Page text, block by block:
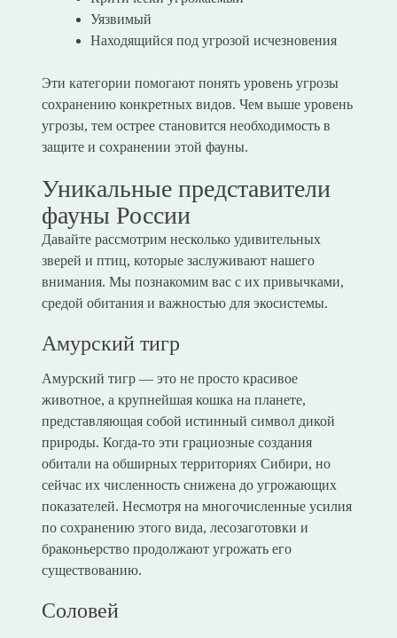
Уязвимый
Находящийся под угрозой исчезновения
Эти категории помогают понять уровень угрозы
сохранению конкретных видов. Чем выше уровень
угрозы, тем острее становится необходимость в
защите и сохранении этой фауны.
Уникальные представители
фауны России
Давайте рассмотрим несколько удивительных
зверей и птиц, которые заслуживают нашего
внимания. Мы познакомим вас с их привычками,
средой обитания и важностью для экосистемы.
Амурский тигр
Амурский тигр — это не просто красивое
животное, а крупнейшая кошка на планете,
представляющая собой истинный символ дикой
природы. Когда-то эти грациозные создания
обитали на обширных территориях Сибири, но
сейчас их численность снижена до угрожающих
показателей. Несмотря на многочисленные усилия
по сохранению этого вида, лесозаготовки и
браконьерство продолжают угрожать его
существованию.
Соловей